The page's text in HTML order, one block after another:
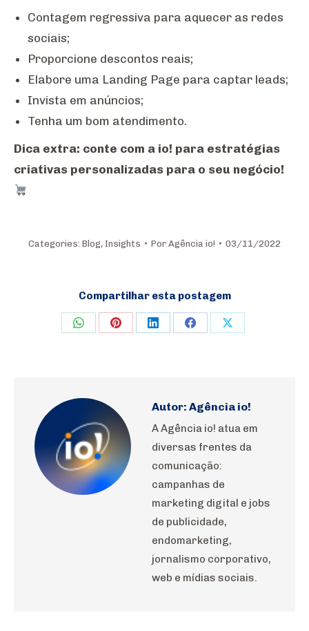
Contagem regressiva para aquecer as redes
sociais;
Proporcione descontos reais;
Elabore uma Landing Page para captar leads;
Invista em anúncios;
Tenha um bom atendimento.
Dica extra: conte com a io! para estratégias
criativas personalizadas para o seu negócio!
Categories: Blog, Insights Por Agência io! 03/11/2022
Compartilhar esta postagem
Share Share Share Share Share
Autor: Agência io!
A Agência io! atua em
diversas frentes da
comunicação:
campanhas de
marketing digital e jobs
de publicidade,
endomarketing,
jornalismo corporativo,
web e mídias sociais.